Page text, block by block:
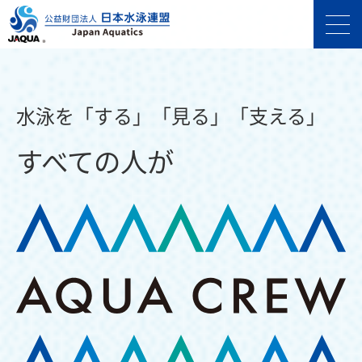
水泳を「する」「見る」「支える」
すべての人が